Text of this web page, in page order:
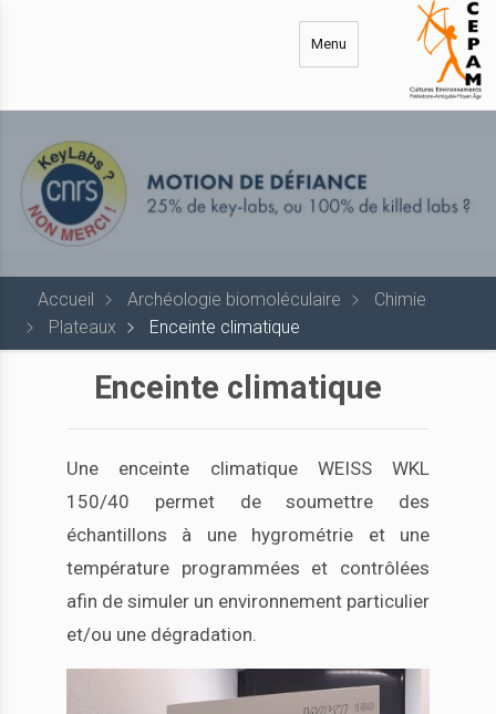
Menu
Accueil Archéologie biomoléculaire
Chimie
Plateaux
Enceinte climatique
Enceinte climatique
Une enceinte climatique WEISS WKL
150/40 permet de soumettre des
échantillons à une hygrométrie et une
température programmées et contrôlées
afin de simuler un environnement particulier
et/ou une dégradation.